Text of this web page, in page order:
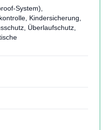
System),
Kindersicherung,
Überlaufschutz,